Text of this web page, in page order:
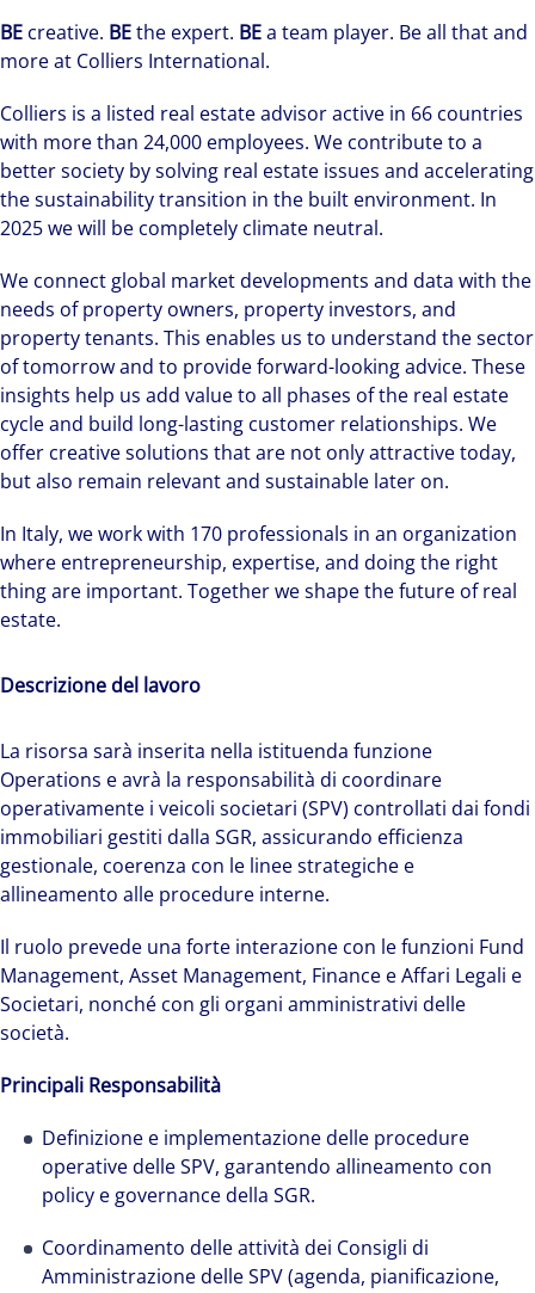
BE creative. BEthe expert. BEa team player. Be all that and
more at Colliers International.
Colliers is a listed real estate advisor active in 66 countries
with more than 24,000 employees. We contribute to a
better society by solving real estate issues and accelerating
the sustainability transition in the built environment. In
2025 we will be completely climate neutral.
We connect global market developments and data with the
needs of property owners, property investors, and
property tenants. This enables us to understand the sector
of tomorrow and to provide forward-looking advice. These
insights help us add value to all phases of the real estate
cycle and build long-lasting customer relationships. We
offer creative solutions that are not only attractive today,
but also remain relevant and sustainable later on.
In Italy, we work with 170 professionals in an organization
where entrepreneurship, expertise, and doing the right
thing are important. Together we shape the future of real
estate.
Descrizione del lavoro
La risorsa sarà inserita nella istituenda funzione
Operations e avrà la responsabilità di coordinare
operativamente i veicoli societari (SPV) controllati dai fondi
immobiliari gestiti dalla SGR, assicurando efficienza
gestionale, coerenza con le linee strategiche e
allineamento alle procedure interne.
Il ruolo prevede una forte interazione con le funzioni Fund
Management, Asset Management, Finance e Affari Legali e
Societari, nonché con gli organi amministrativi delle
società.
Principali Responsabilità
Definizione e implementazione delle procedure
operative delle SPV, garantendo allineamento con
policy e governance della SGR.
Coordinamento delle attività dei Consigli di
Amministrazione delle SPV (agenda, pianificazione,